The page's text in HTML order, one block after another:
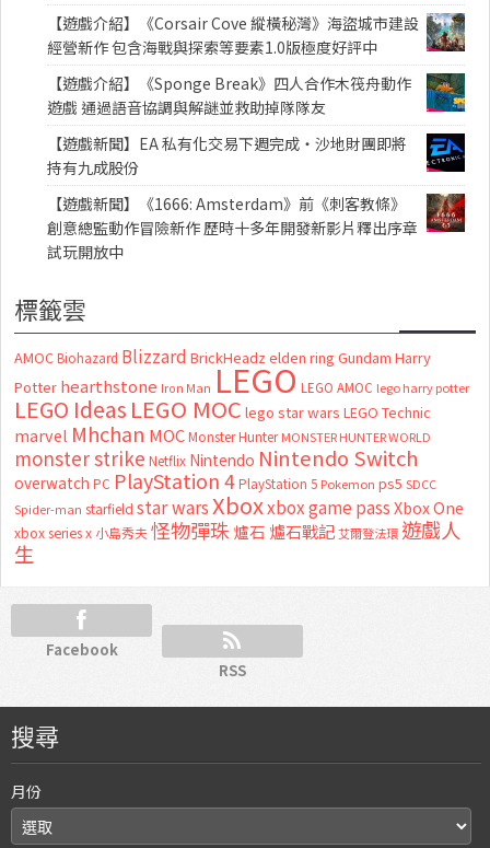
【遊戲介紹】《Corsair Cove 縱橫秘灣》海盜城市建設
經營新作 包含海戰與探索等要素1.0版極度好評中
【遊戲介紹】《Sponge Break》四人合作木筏舟動作
遊戲 通過語音協調與解謎並救助掉隊隊友
【遊戲新聞】EA 私有化交易下週完成・沙地財團即將
持有九成股份
【遊戲新聞】《1666: Amsterdam》前《刺客教條》
創意總監動作冒險新作 歷時十多年開發新影片釋出序章
試玩開放中
標籤雲
AMOC Biohazard Blizzard BrickHeadz elden ring Gundam Harry
Potter hearthstone Iron Man LEGO LEGO AMOC lego harry potter
LEGO Ideas LEGO MOC lego star wars LEGO Technic
marvel Mhchan MOC Monster Hunter MONSTER HUNTER WORLD
monster strike Netflix Nintendo Nintendo Switch
overwatch PC PlayStation 4 PlayStation 5 Pokemon ps5 SDCC
Spider-man starfield star warsXboxxbox game passXbox One
xbox series x 小島秀夫怪物彈珠 爐石 爐石戰記艾爾登法環 遊戲人
生
Facebook
RSS
搜尋
月份